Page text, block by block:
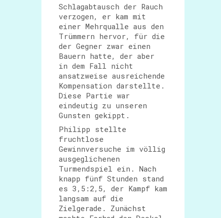
Schlagabtausch der Rauch
verzogen, er kam mit
einer Mehrqualle aus den
Trümmern hervor, für die
der Gegner zwar einen
Bauern hatte, der aber
in dem Fall nicht
ansatzweise ausreichende
Kompensation darstellte.
Diese Partie war
eindeutig zu unseren
Gunsten gekippt.
Philipp stellte
fruchtlose
Gewinnversuche im völlig
ausgeglichenen
Turmendspiel ein. Nach
knapp fünf Stunden stand
es 3,5:2,5, der Kampf kam
langsam auf die
Zielgerade. Zunächst